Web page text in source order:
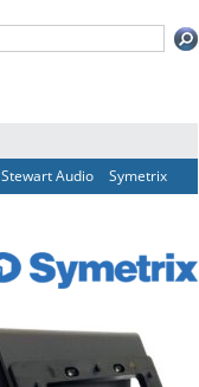
Stewart Audio Symetrix